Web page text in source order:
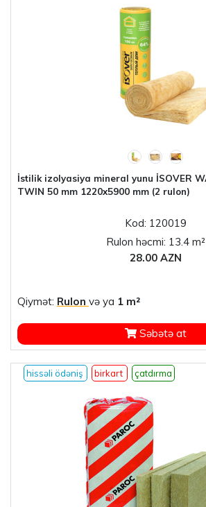
İstilik izolyasiya mineral yunu İSOVER WARM HOUSE-
TWIN 50 mm 1220x5900 mm (2 rulon)
Kod: 120019
Rulon həcmi: 13.4 m²
28.00 AZN
Qiymət: Rulon və ya 1 m²
Səbətə at
hissəli ödəniş birkart çatdırma